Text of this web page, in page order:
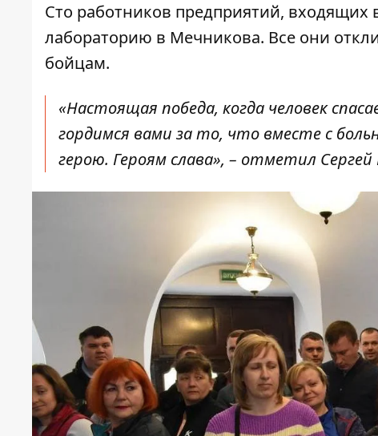
Сто работников предприятий, входящих
лабораторию в Мечникова. Все они
бойцам.
«Настоящая победа, когда человек
гордимся вами за то, что вместе с
герою. Героям слава», – отметил